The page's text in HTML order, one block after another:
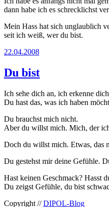
dann habe ich es schrecklichst
Mein Hass hat sich unglaublich
seit ich weiß, wer du bist.
22.04.2008
Du bist
Ich sehe dich an, ich erkenne
Du hast das, was ich haben
Du brauchst mich nicht.
Aber du willst mich. Mich, der
Doch du willst mich. Etwas, das
Du gestehst mir deine Gefühle.
Hast keinen Geschmack? Hasst
Du zeigst Gefühle, du bist
Copyright //DIPOL-Blog